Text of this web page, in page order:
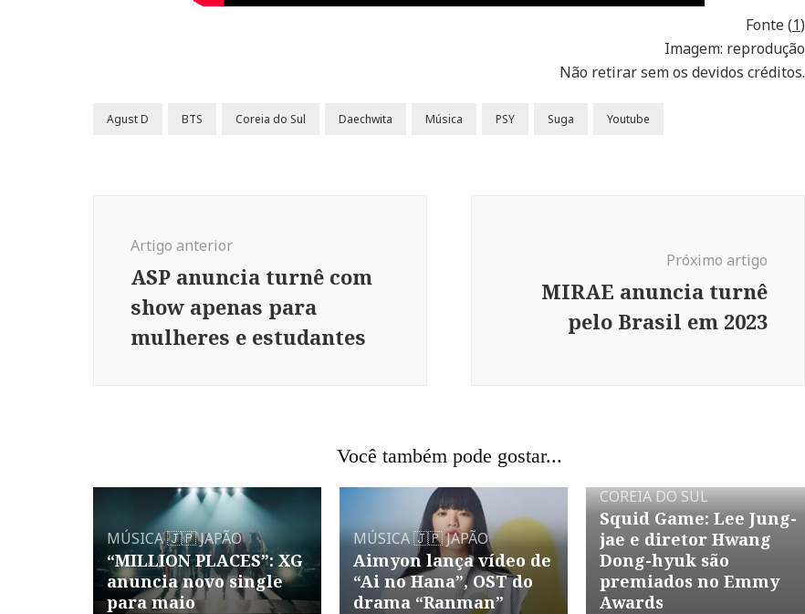
Fonte (1)
Imagem: reprodução
Não retirar sem os devidos créditos.
Agust D BTS Coreia do Sul Daechwita Música PSY Suga Youtube
Artigo anterior
ASP anuncia turnê com
show apenas para
mulheres e estudantes
Próximo artigo
MIRAE anuncia turnê
pelo Brasil em 2023
Você também pode gostar...
MÚSICA🇯🇵 JAPÃO
“MILLION PLACES”: XG
anuncia novo single
para maio
MÚSICA🇯🇵 JAPÃO
Aimyon lança vídeo de
“Ai no Hana”, OST do
drama “Ranman”
COREIA DO SUL
Squid Game: Lee Jung-
jae e diretor Hwang
Dong-hyuk são
premiados no Emmy
Awards